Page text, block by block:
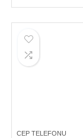
CEP TELEFONU